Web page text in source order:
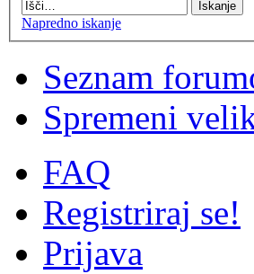
Napredno iskanje
Seznam
Spremeni
FAQ
Registriraj se!
Prijava